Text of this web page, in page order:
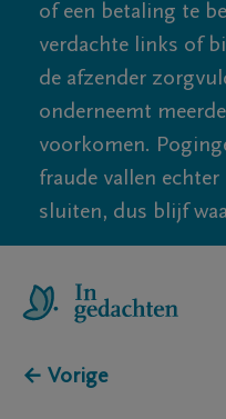
of een betaling te
verdachte links of
de afzender
onderneemt
voorkomen.
fraude vallen
sluiten, dus blijf
← Vorige